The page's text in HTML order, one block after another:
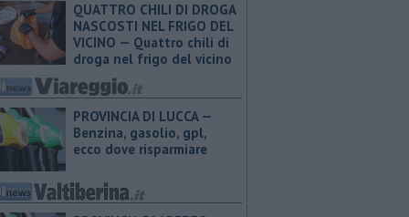
QUATTRO CHILI DI DROGA
NASCOSTI NEL FRIGO DEL
VICINO — Quattro chili di
droga nel frigo del vicino
PROVINCIA DI LUCCA — ​
Benzina, gasolio, gpl,
ecco dove risparmiare